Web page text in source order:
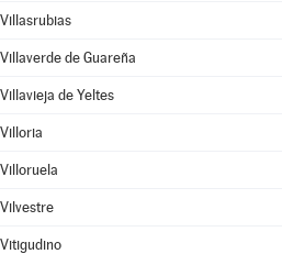
Villasrubias
Villaverde de Guareña
Villavieja de Yeltes
Villoria
Villoruela
Vilvestre
Vitigudino